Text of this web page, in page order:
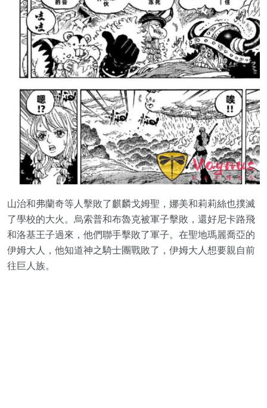
山治和弗蘭奇等人擊敗了麒麟戈姆聖，娜美和莉莉絲也撲滅
了學校的大火。烏索普和布魯克被軍子擊敗，還好尼卡路飛
和洛基王子過來，他們聯手擊敗了軍子。在聖地瑪麗喬亞的
伊姆大人，他知道神之騎士團戰敗了，伊姆大人想要親自前
往巨人族。